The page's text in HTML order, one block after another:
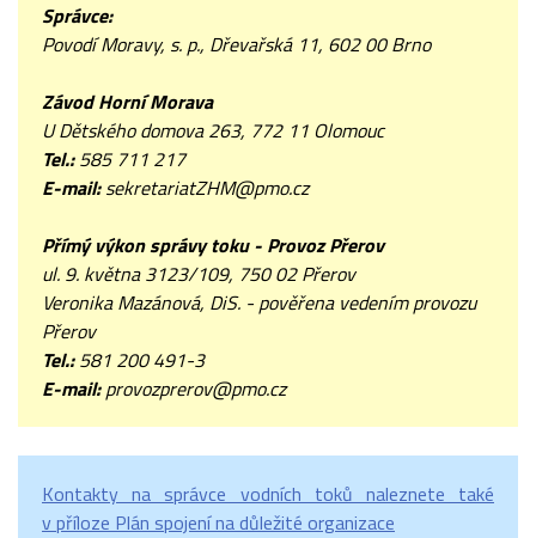
Správce:
Povodí Moravy, s. p., Dřevařská 11, 602 00 Brno
Závod Horní Morava
U Dětského domova 263, 772 11 Olomouc
Tel.:585 711 217
E-mail:sekretariatZHM@pmo.cz
Přímý výkon správy toku - Provoz Přerov
ul. 9. května 3123/109, 750 02 Přerov
Veronika Mazánová, DiS. - pověřena vedením provozu
Přerov
Tel.:581 200 491-3
E-mail:provozprerov@pmo.cz
Kontakty na správce vodních toků naleznete také
v příloze Plán spojení na důležité organizace